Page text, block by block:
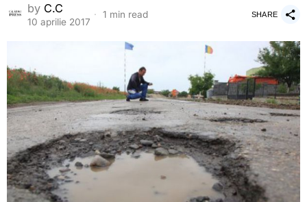
by C.C
10 aprilie 2017
1 min read SHARE